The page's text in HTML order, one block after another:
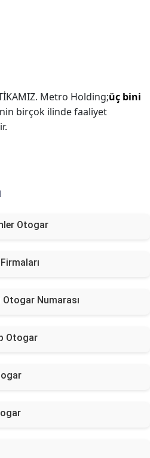
Metro Holding;üç bini
birçok ilinde faaliyet
Otogar
Numarası
Otogar